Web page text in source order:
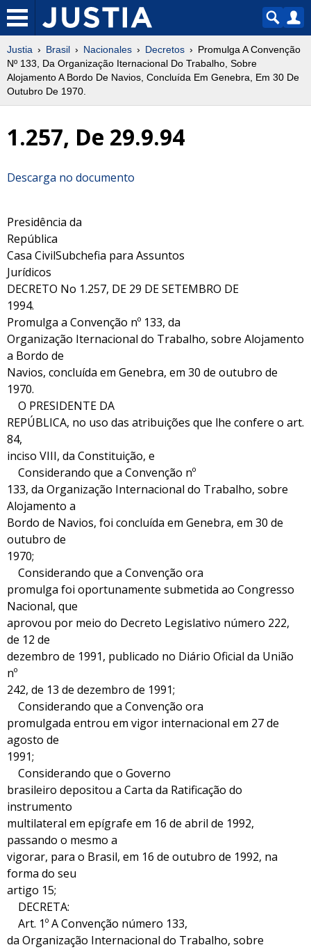
Justia Brasil Nacionales Decretos
Promulga A Convenção
Nº 133, Da Organização Iternacional Do Trabalho, Sobre
Alojamento A Bordo De Navios, Concluída Em Genebra, Em 30 De
Outubro De 1970.
1.257, De 29.9.94
Descarga no documento
Presidência da
República
Casa CivilSubchefia para Assuntos
Jurídicos
DECRETO No 1.257, DE 29 DE SETEMBRO DE
1994.
Promulga a Convenção nº 133, da
Organização Iternacional do Trabalho, sobre Alojamento
a Bordo de
Navios, concluída em Genebra, em 30 de outubro de
1970.
O PRESIDENTE DA
REPÚBLICA, no uso das atribuições que lhe confere o art.
84,
inciso VIII, da Constituição, e
Considerando que a Convenção nº
133, da Organização Internacional do Trabalho, sobre
Alojamento a
Bordo de Navios, foi concluída em Genebra, em 30 de
outubro de
1970;
Considerando que a Convenção ora
promulga foi oportunamente submetida ao Congresso
Nacional, que
aprovou por meio do Decreto Legislativo número 222,
de 12 de
dezembro de 1991, publicado no Diário Oficial da União
nº
242, de 13 de dezembro de 1991;
Considerando que a Convenção ora
promulgada entrou em vigor internacional em 27 de
agosto de
1991;
Considerando que o Governo
brasileiro depositou a Carta da Ratificação do
instrumento
multilateral em epígrafe em 16 de abril de 1992,
passando o mesmo a
vigorar, para o Brasil, em 16 de outubro de 1992, na
forma do seu
artigo 15;
DECRETA:
Art. 1º A Convenção número 133,
da Organização Internacional do Trabalho, sobre